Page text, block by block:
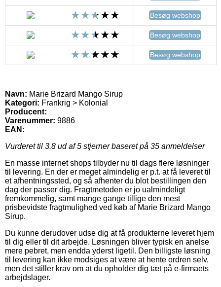
Besøg webshop
Besøg webshop
Besøg webshop
Navn: Marie Brizard Mango Sirup
Kategori: Frankrig > Kolonial
Producent:
Varenummer: 9886
EAN:
Vurderet til 3.8 ud af 5 stjerner baseret på 35 anmeldelser
En masse internet shops tilbyder nu til dags flere løsninger
til levering. En der er meget almindelig er p.t. at få leveret til
et afhentningssted, og så afhenter du blot bestillingen den
dag der passer dig. Fragtmetoden er jo ualmindeligt
fremkommelig, samt mange gange tillige den mest
prisbevidste fragtmulighed ved køb af Marie Brizard Mango
Sirup.
Du kunne derudover udse dig at få produkterne leveret hjem
til dig eller til dit arbejde. Løsningen bliver typisk en anelse
mere pebret, men endda yderst ligetil. Den billigste løsning
til levering kan ikke modsiges at være at hente ordren selv,
men det stiller krav om at du opholder dig tæt på e-firmaets
arbejdslager.